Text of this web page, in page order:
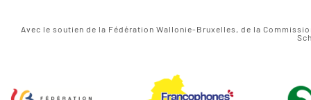
Avec le soutien de la Fédération Wallonie-Bruxelles, de la